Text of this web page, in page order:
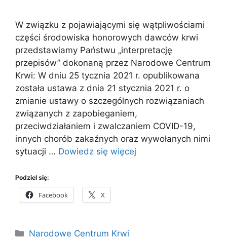
W związku z pojawiającymi się wątpliwościami
części środowiska honorowych dawców krwi
przedstawiamy Państwu „interpretację
przepisów” dokonaną przez Narodowe Centrum
Krwi: W dniu 25 tycznia 2021 r. opublikowana
została ustawa z dnia 21 stycznia 2021 r. o
zmianie ustawy o szczególnych rozwiązaniach
związanych z zapobieganiem,
przeciwdziałaniem i zwalczaniem COVID-19,
innych chorób zakaźnych oraz wywołanych nimi
sytuacji … Dowiedz się więcej
Podziel się:
Facebook X
Kategorie
Narodowe Centrum Krwi